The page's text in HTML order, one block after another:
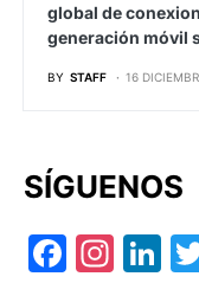
global de
generación móvil
BY STAFF 16
SÍGUENOS